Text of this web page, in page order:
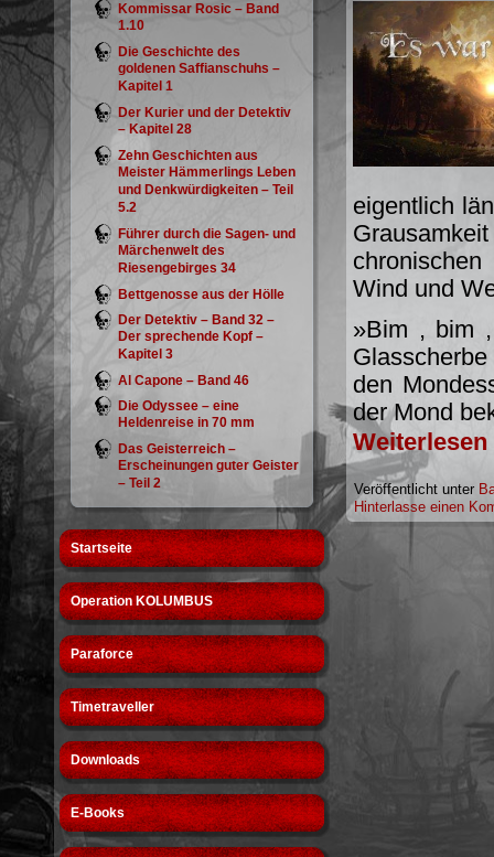
Kommissar Rosic – Band
1.10
Die Geschichte des
goldenen Saffianschuhs –
Kapitel 1
Der Kurier und der Detektiv
– Kapitel 28
Zehn Geschichten aus
Meister Hämmerlings Leben
und Denkwürdigkeiten – Teil
5.2
Führer durch die Sagen- und
Märchenwelt des
Riesengebirges 34
Bettgenosse aus der Hölle
Der Detektiv – Band 32 –
Der sprechende Kopf –
Kapitel 3
Al Capone – Band 46
Die Odyssee – eine
Heldenreise in 70 mm
Das Geisterreich –
Erscheinungen guter Geister
– Teil 2
Startseite
Operation KOLUMBUS
Paraforce
Timetraveller
Downloads
E-Books
eigentlich
Wind und
»Bim , bim
den
der Mond
Weiterlesen
Veröffentlicht unter
Hinterlasse einen